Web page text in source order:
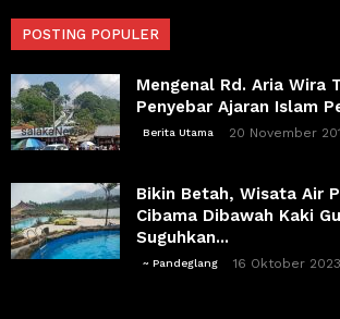
POSTING POPULER
Mengenal Rd. Aria Wira
Penyebar Ajaran Islam
Berita Utama 20 November
Bikin Betah, Wisata Air
Cibama Dibawah Kaki
Suguhkan...
~ Pandeglang 16 Oktober 2023